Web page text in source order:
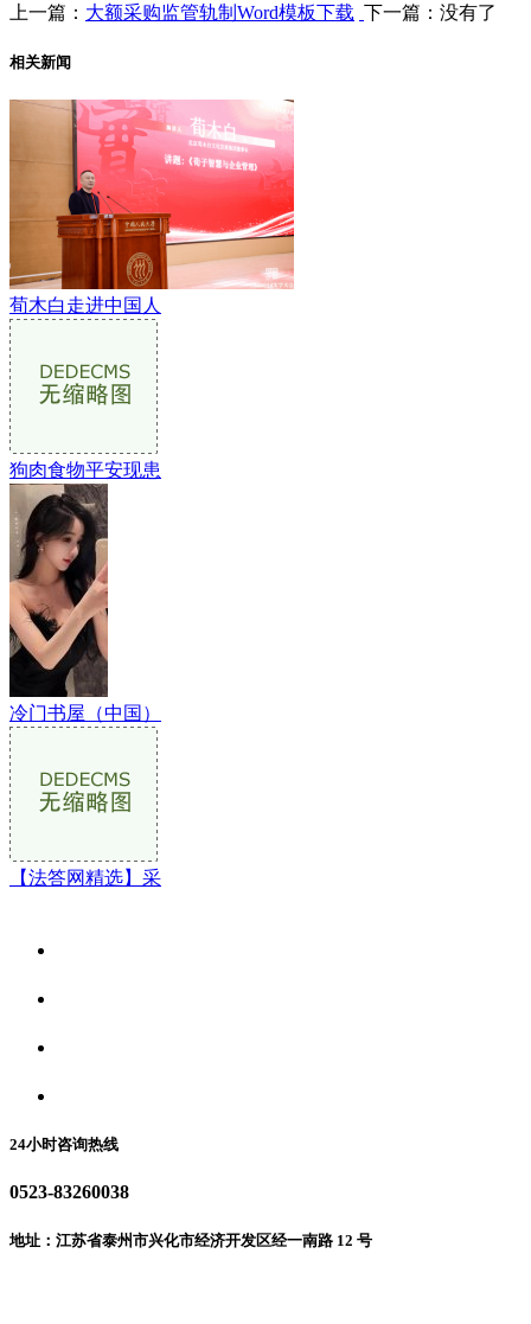
上一篇： 大额采购监管轨制Word模板下载 下一篇：没有了
相关新闻
荀木白走进中国人
狗肉食物平安现患
冷门书屋（中国）
【法答网精选】采
24小时咨询热线
0523-83260038
地址：江苏省泰州市兴化市经济开发区经一南路 12 号